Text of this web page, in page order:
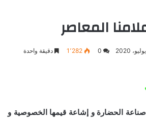
المعاصر
0 1٬282 دقيقة واحدة
صناعة الحضارة و إشاعة قيمها الخصوصية و